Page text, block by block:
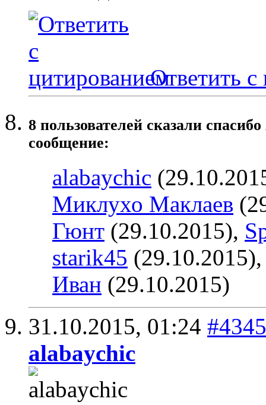
Ответить с
8 пользователей сказали
сообщение:
alabaychic
Миклухо Маклаев
Гюнт (29.10.2015),
starik45
Иван (29.10.2015)
31.10.2015, 01:24 #4345
alabaychic